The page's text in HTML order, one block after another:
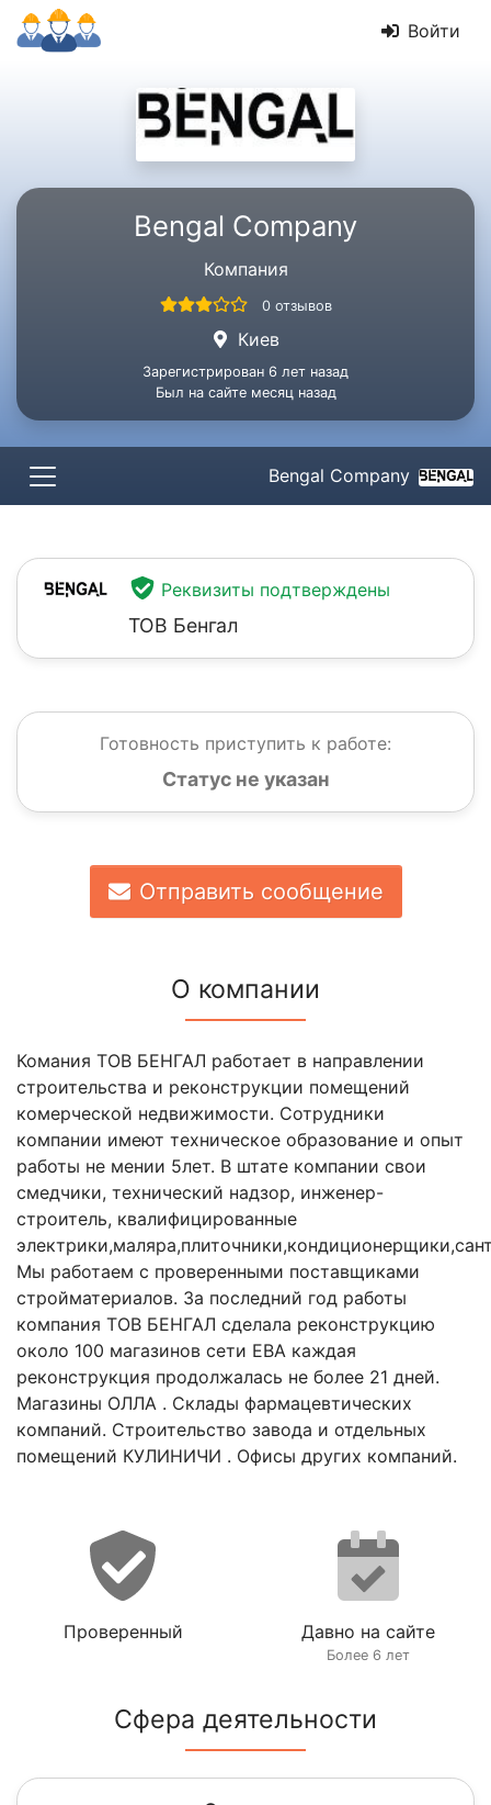
Войти
Bengal Company
Компания
0 отзывов
Киев
Зарегистрирован 6 лет назад
Был на сайте месяц назад
Bengal Company
Реквизиты подтверждены
ТОВ Бенгал
Готовность приступить к работе:
Статус не указан
Отправить сообщение
О компании
Комания ТОВ БЕНГАЛ работает в направлении
строительства и реконструкции помещений
комерческой недвижимости. Сотрудники
компании имеют техническое образование и опыт
работы не мении 5лет. В штате компании свои
смедчики, технический надзор, инженер-
строитель, квалифицированные
Мы работаем с проверенными поставщиками
стройматериалов. За последний год работы
компания ТОВ БЕНГАЛ сделала реконструкцию
около 100 магазинов сети ЕВА каждая
реконструкция продолжалась не более 21 дней.
Магазины ОЛЛА . Склады фармацевтических
компаний. Строительство завода и отдельных
помещений КУЛИНИЧИ . Офисы других компаний.
Проверенный Давно на сайте
Более 6 лет
Сфера деятельности